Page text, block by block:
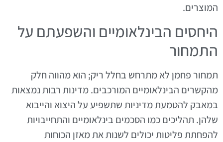
המוצרים.
היחסים הבינלאומיים והשפעתם על
התמחור
תמחור פחמן לא מתרחש בחלל ריק; הוא מהווה חלק
מהקשרים הבינלאומיים המורכבים. מדינות רבות נמצאות
במאבק להטמעת מדיניות שתשפיע על היצוא והייבוא
שלהן. תהליכים כמו הסכמים בינלאומיים והתחייבויות
להפחתת פליטות יכולים לשנות את מאזן הכוחות